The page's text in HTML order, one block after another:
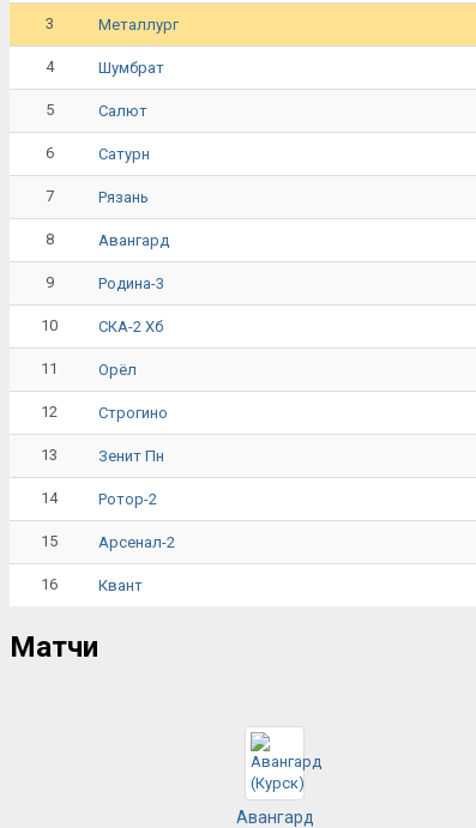
3 Металлург
4 Шумбрат
5 Салют
6 Сатурн
7 Рязань
8 Авангард
9 Родина-3
10 СКА-2 Хб
11 Орёл
12 Строгино
13 Зенит Пн
14 Ротор-2
15 Арсенал-2
16 Квант
Матчи
Авангард